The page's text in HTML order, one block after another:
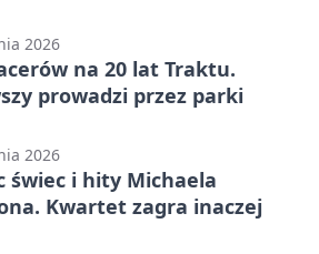
2026
na 20 lat Traktu.
prowadzi przez parki
2026
świec i hity Michaela
Kwartet zagra inaczej